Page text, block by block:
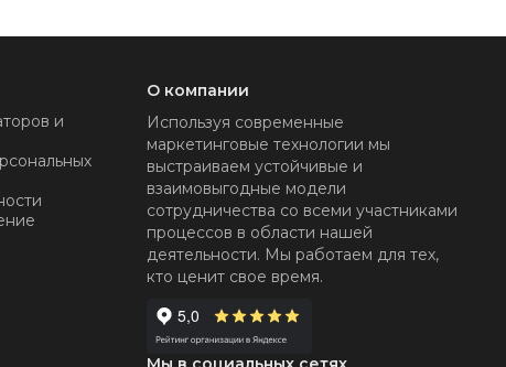
и
О компании
Используя современные
маркетинговые технологии мы
выстраиваем устойчивые и
взаимовыгодные модели
сотрудничества со всеми участниками
процессов в области нашей
деятельности. Мы работаем для тех,
кто ценит свое время.